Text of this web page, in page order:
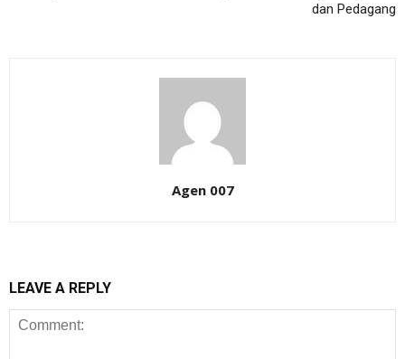
dan Pedagang
Agen 007
LEAVE A REPLY